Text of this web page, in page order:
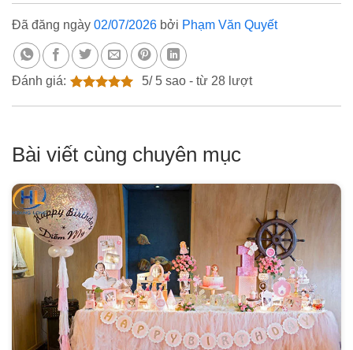
Đã đăng ngày 02/07/2026 bởi Phạm Văn Quyết
Đánh giá: 5/ 5sao - từ 28lượt
Bài viết cùng chuyên mục